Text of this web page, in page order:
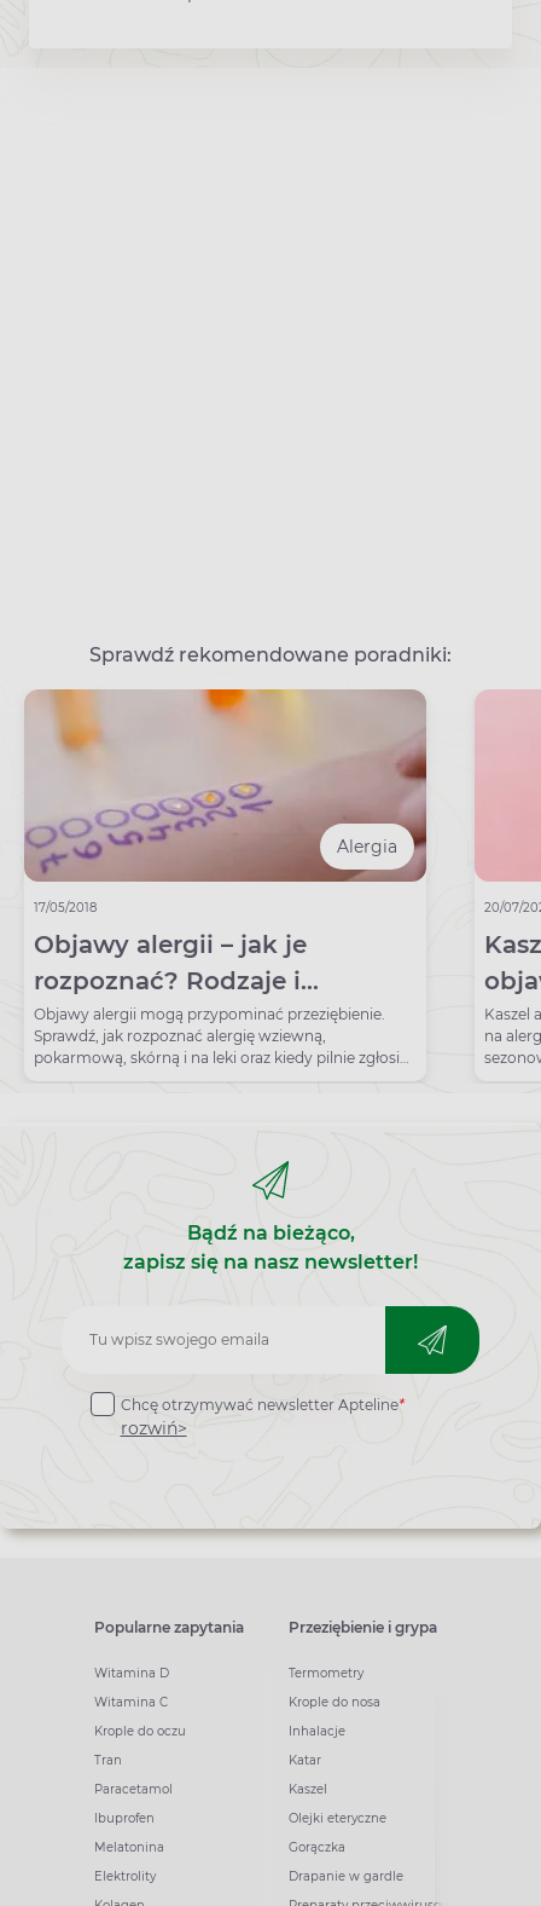
Sprawdź rekomendowane poradniki:
Alergia
17/05/2018
Objawy alergii – jak je
rozpoznać? Rodzaje i
przyczyny uczulenia
Objawy alergii mogą przypominać przeziębienie.
Sprawdź, jak rozpoznać alergię wziewną,
pokarmową, skórną i na leki oraz kiedy pilnie zgłosić
się do lekarza.
20/07/
Kaszel
na
Bądź na bieżąco,
zapisz się na nasz newsletter!
Zapisz
newslettera
Chcę otrzymywać newsletter Apteline*
rozwiń>
Popularne zapytania
Witamina D
Witamina C
Krople do oczu
Tran
Paracetamol
Ibuprofen
Melatonina
Elektrolity
Przeziębienie i grypa
Termometry
Krople do nosa
Inhalacje
Katar
Kaszel
Olejki eteryczne
Gorączka
Drapanie w gardle